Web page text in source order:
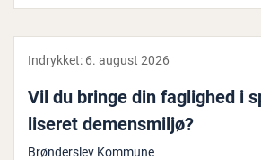
Indrykket: 6. august 2026
Vil du bringe din faglighed i
li­se­ret de­mens­mil­jø?
Brønderslev Kommune